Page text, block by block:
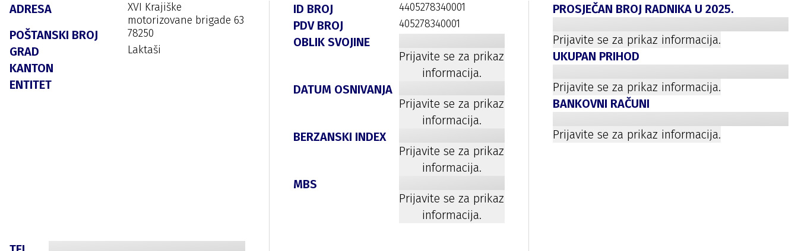
ADRESA
XVI Krajiške
motorizovane brigade 63
POŠTANSKI BROJ 78250
GRAD Laktaši
KANTON
ENTITET
ID BROJ 4405278340001
PDV BROJ 405278340001
OBLIK SVOJINE
Prijavite se za prikaz
informacija.
DATUM OSNIVANJA
Prijavite se za prikaz
informacija.
BERZANSKI INDEX
Prijavite se za prikaz
informacija.
MBS
Prijavite se za prikaz
informacija.
PROSJEČAN BROJ RADNIKA U 2025.
Prijavite se za prikaz informacija.
UKUPAN PRIHOD
Prijavite se za prikaz informacija.
BANKOVNI RAČUNI
Prijavite se za prikaz informacija.